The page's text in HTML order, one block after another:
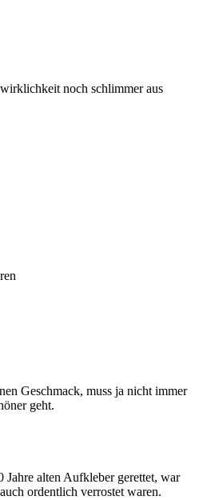
noch schlimmer aus
Geschmack, muss ja nicht immer
geht.
alten Aufkleber gerettet, war
ordentlich verrostet waren.